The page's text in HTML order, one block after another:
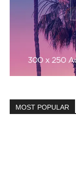
MOST POPULAR